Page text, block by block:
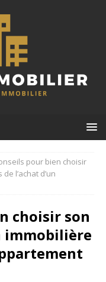
pour bien choisir
l’achat d’un
choisir son
immobilière